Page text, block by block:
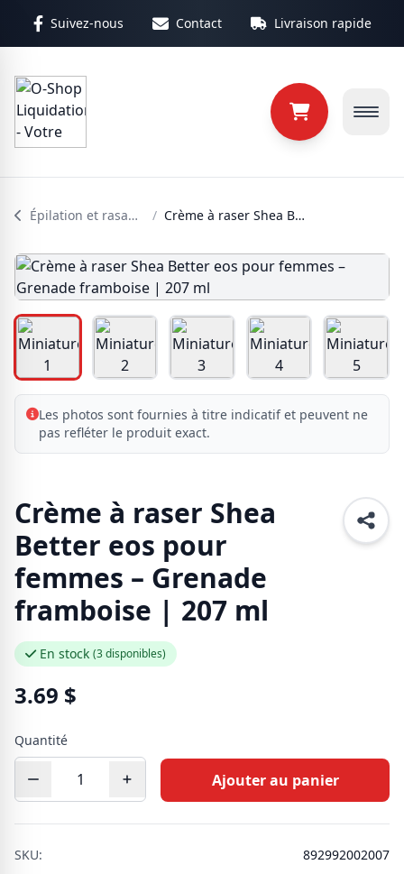
Suivez-nous Contact Livraison rapide
Épilation et rasage femme / Crème à raser Shea Better eos pour femmes – Grenade framboise | 207 ml
Les photos sont fournies à titre indicatif et peuvent ne
pas refléter le produit exact.
Crème à raser Shea
Better eos pour
femmes – Grenade
framboise | 207 ml
En stock (3 disponibles)
3.69 $
Quantité
Ajouter au panier
SKU:
892992002007